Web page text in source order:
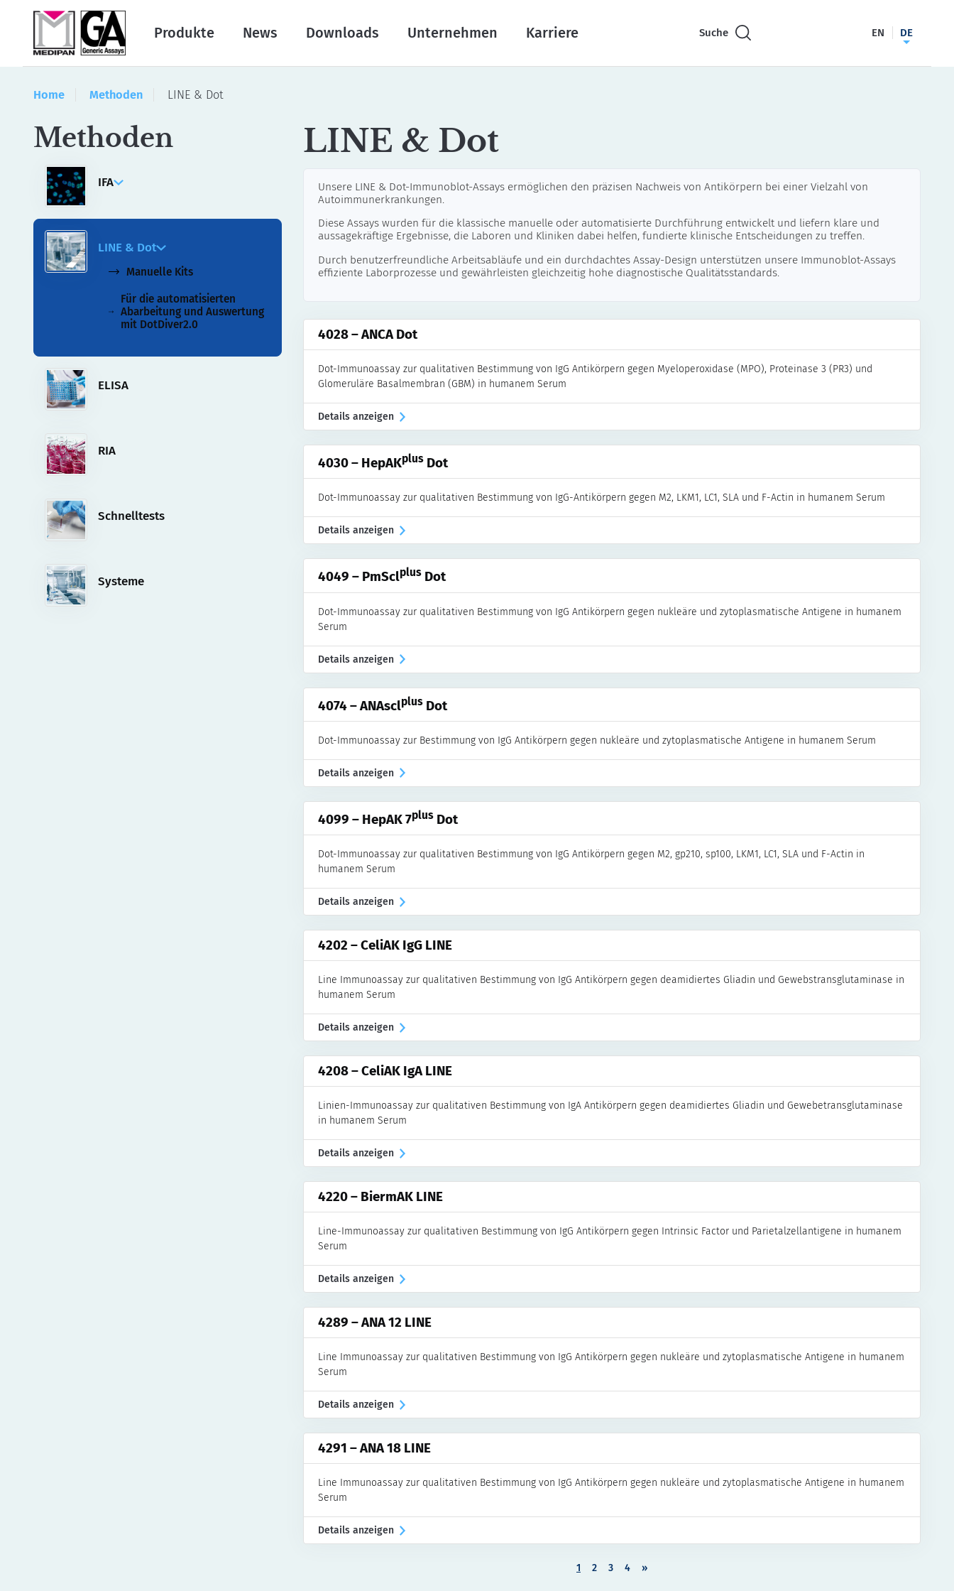
Produkte News Downloads Unternehmen Karriere Suche EN DE
Home Methoden LINE & Dot
Methoden
IFA
Bildgebung und Auswertung
LINE & Dot
Manuelle Kits
Für die automatisierten
Abarbeitung und Auswertung
mit DotDiver2.0
ELISA
RIA
Schnelltests
Systeme
LINE & Dot
Unsere LINE & Dot-Immunoblot-Assays ermöglichen den präzisen Nachweis von Antikörpern bei einer Vielzahl von
Autoimmunerkrankungen.
Diese Assays wurden für die klassische manuelle oder automatisierte Durchführung entwickelt und liefern klare und
aussagekräftige Ergebnisse, die Laboren und Kliniken dabei helfen, fundierte klinische Entscheidungen zu treffen.
Durch benutzerfreundliche Arbeitsabläufe und ein durchdachtes Assay-Design unterstützen unsere Immunoblot-Assays
effiziente Laborprozesse und gewährleisten gleichzeitig hohe diagnostische Qualitätsstandards.
4028 – ANCA Dot
Dot-Immunoassay zur qualitativen Bestimmung von IgG Antikörpern gegen Myeloperoxidase (MPO), Proteinase 3 (PR3) und
Glomeruläre Basalmembran (GBM) in humanem Serum
Details anzeigen
4030 – HepAKplus Dot
Dot-Immunoassay zur qualitativen Bestimmung von IgG-Antikörpern gegen M2, LKM1, LC1, SLA und F-Actin in humanem Serum
Details anzeigen
4049 – PmSclplus Dot
Dot-Immunoassay zur qualitativen Bestimmung von IgG Antikörpern gegen nukleäre und zytoplasmatische Antigene in humanem
Serum
Details anzeigen
4074 – ANAsclplus Dot
Dot-Immunoassay zur Bestimmung von IgG Antikörpern gegen nukleäre und zytoplasmatische Antigene in humanem Serum
Details anzeigen
4099 – HepAK 7plus Dot
Dot-Immunoassay zur qualitativen Bestimmung von IgG Antikörpern gegen M2, gp210, sp100, LKM1, LC1, SLA und F-Actin in
humanem Serum
Details anzeigen
4202 – CeliAK IgG LINE
Line Immunoassay zur qualitativen Bestimmung von IgG Antikörpern gegen deamidiertes Gliadin und Gewebstransglutaminase in
humanem Serum
Details anzeigen
4208 – CeliAK IgA LINE
Linien-Immunoassay zur qualitativen Bestimmung von IgA Antikörpern gegen deamidiertes Gliadin und Gewebetransglutaminase
in humanem Serum
Details anzeigen
4220 – BiermAK LINE
Line-Immunoassay zur qualitativen Bestimmung von IgG Antikörpern gegen Intrinsic Factor und Parietalzellantigene in humanem
Serum
Details anzeigen
4289 – ANA 12 LINE
Line Immunoassay zur qualitativen Bestimmung von IgG Antikörpern gegen nukleäre und zytoplasmatische Antigene in humanem
Serum
Details anzeigen
4291 – ANA 18 LINE
Line Immunoassay zur qualitativen Bestimmung von IgG Antikörpern gegen nukleäre und zytoplasmatische Antigene in humanem
Serum
Details anzeigen
1 2 3 4 »